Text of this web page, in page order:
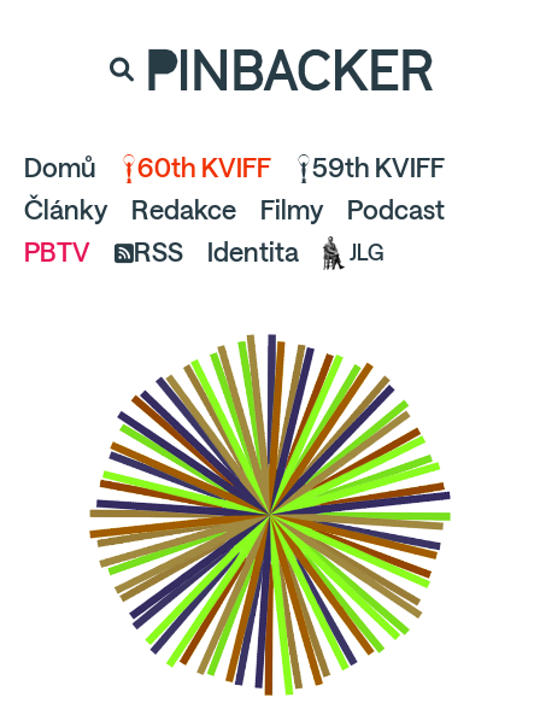
a pusťte se do čtení.
PINBACKER
Domů 60th KVIFF
59th KVIFF
Články
Redakce Filmy
Podcast
PBTV
RSS Identita JLG